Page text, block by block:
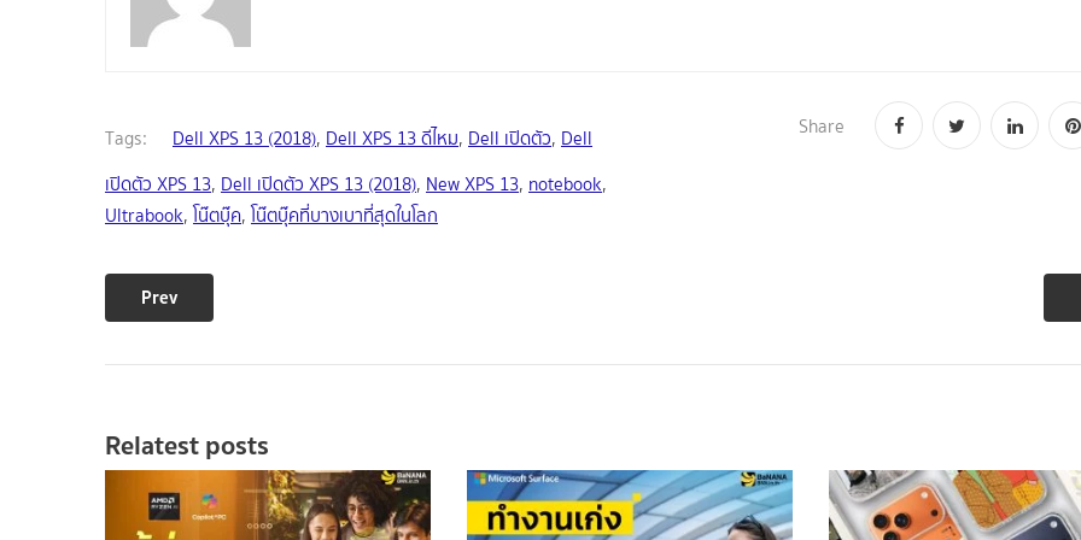
Tags: Dell XPS 13 (2018), Dell XPS 13 ดีไหม, Dell เปิดตัว, Dell
เปิดตัว XPS 13, Dell เปิดตัว XPS 13 (2018), New XPS 13, notebook,
Ultrabook, โน๊ตบุ๊ค, โน๊ตบุ๊คที่บางเบาที่สุดในโลก
Share
Prev
Relatest posts